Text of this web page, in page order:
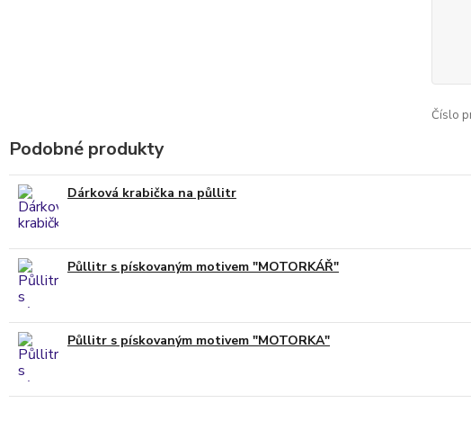
Číslo
Podobné produkty
Dárková krabička na půllitr
Půllitr s pískovaným motivem "MOTORKÁŘ"
Půllitr s pískovaným motivem "MOTORKA"